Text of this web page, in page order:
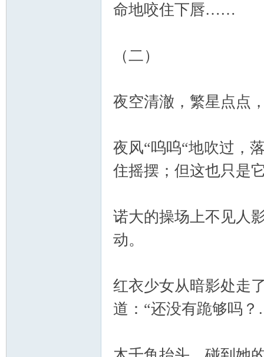
命地咬住下唇……
（二）
夜空清澈，繁星点点
夜风“呜呜“地吹过，
住摇摆；但这也只是
诺大的操场上不见人
动。
红衣少女从暗影处走
道：“还没有跪够吗